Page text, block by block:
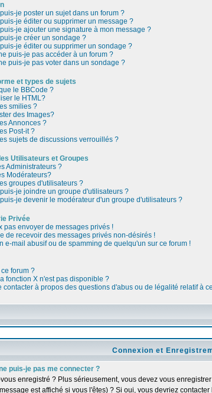
je poster un sujet dans un forum ?
je éditer ou supprimer un message ?
je ajouter une signature à mon message ?
je créer un sondage ?
je éditer ou supprimer un sondage ?
puis-je pas accéder à un forum ?
puis-je pas voter dans un sondage ?
et types de sujets
le BBCode ?
le HTML?
smilies ?
des Images?
Annonces ?
Post-it ?
sujets de discussions verrouillés ?
Utilisateurs et Groupes
Administrateurs ?
Modérateurs?
groupes d'utilisateurs ?
je joindre un groupe d'utilisateurs ?
je devenir le modérateur d'un groupe d'utilisateurs ?
Privée
pas envoyer de messages privés !
de recevoir des messages privés non-désirés !
e-mail abusif ou de spamming de quelqu'un sur ce forum !
forum ?
fonction X n'est pas disponible ?
contacter à propos des questions d'abus ou de légalité relatif à
Connexion et
puis-je pas me connecter ?
enregistré ? Plus sérieusement, vous devez vous
est affiché si vous l'êtes) ? Si oui, vous devriez